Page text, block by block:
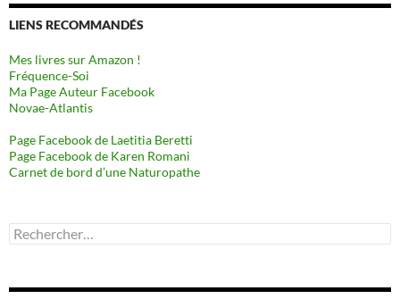
LIENS RECOMMANDÉS
Mes livres sur Amazon !
Fréquence-Soi
Ma Page Auteur Facebook
Novae-Atlantis
Page Facebook de Laetitia Beretti
Page Facebook de Karen Romani
Carnet de bord d’une Naturopathe
Rechercher :